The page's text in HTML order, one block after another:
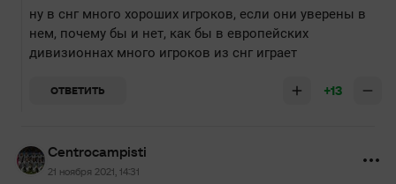
ну в снг много хороших игроков, если они уверены в
нем, почему бы и нет, как бы в европейских
дивизионнах много игроков из снг играет
ОТВЕТИТЬ +13
Centrocampisti
21 ноября 2021, 14:31